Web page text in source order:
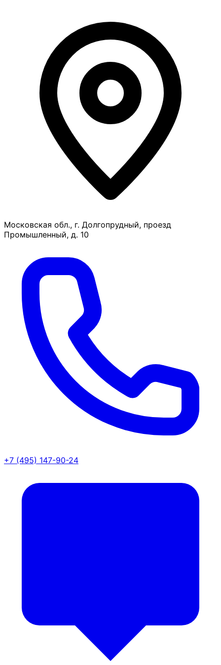
Московская обл., г. Долгопрудный, проезд
Промышленный, д. 10
+7 (495) 147-90-24